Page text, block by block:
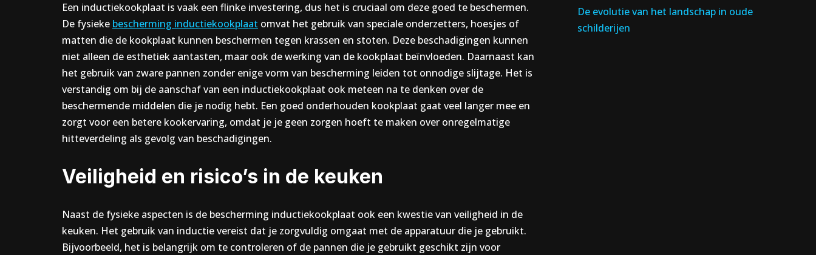
Een inductiekookplaat is vaak een flinke investering, dus het is cruciaal om deze goed te beschermen.
De fysieke bescherming inductiekookplaat omvat het gebruik van speciale onderzetters, hoesjes of
matten die de kookplaat kunnen beschermen tegen krassen en stoten. Deze beschadigingen kunnen
niet alleen de esthetiek aantasten, maar ook de werking van de kookplaat beïnvloeden. Daarnaast kan
het gebruik van zware pannen zonder enige vorm van bescherming leiden tot onnodige slijtage. Het is
verstandig om bij de aanschaf van een inductiekookplaat ook meteen na te denken over de
beschermende middelen die je nodig hebt. Een goed onderhouden kookplaat gaat veel langer mee en
zorgt voor een betere kookervaring, omdat je je geen zorgen hoeft te maken over onregelmatige
hitteverdeling als gevolg van beschadigingen.
Veiligheid en risico’s in de keuken
Naast de fysieke aspecten is de bescherming inductiekookplaat ook een kwestie van veiligheid in de
keuken. Het gebruik van inductie vereist dat je zorgvuldig omgaat met de apparatuur die je gebruikt.
Bijvoorbeeld, het is belangrijk om te controleren of de pannen die je gebruikt geschikt zijn voor
De evolutie van het landschap in oude
schilderijen